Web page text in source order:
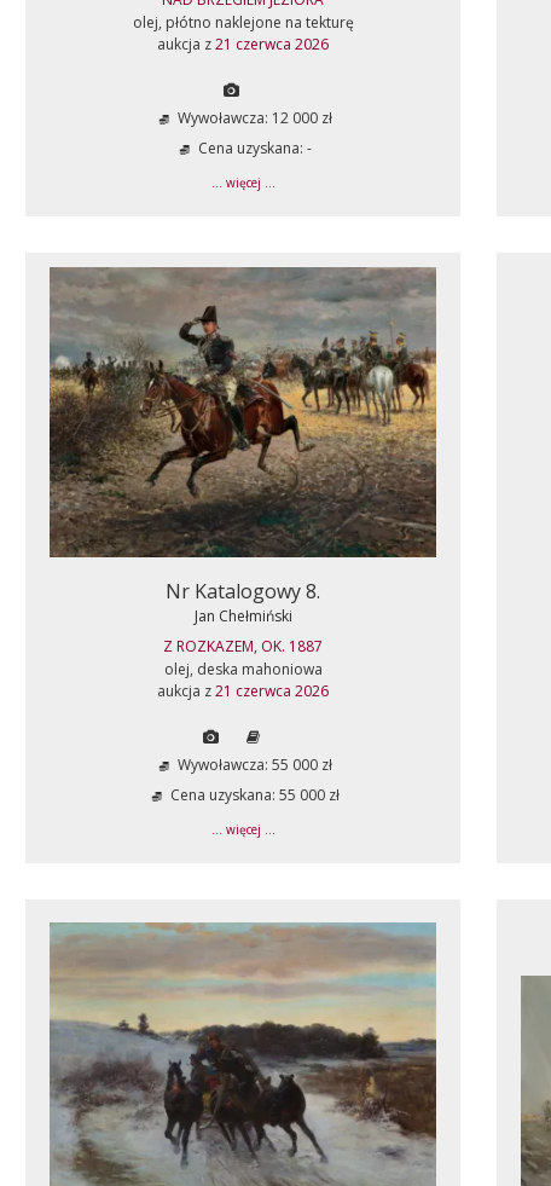
olej, płótno naklejone na tekturę
aukcja z21 czerwca 2026
Wywoławcza: 12 000 zł
Cena uzyskana: -
... więcej ...
Nr Katalogowy 8.
Jan Chełmiński
Z ROZKAZEM, OK. 1887
olej, deska mahoniowa
aukcja z21 czerwca 2026
Wywoławcza: 55 000 zł
Cena uzyskana: 55 000 zł
... więcej ...